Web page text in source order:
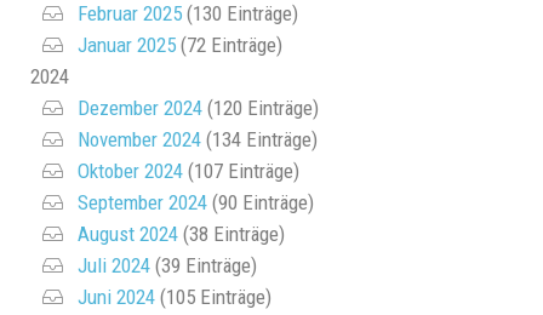
Februar 2025 (130 Einträge)
Januar 2025 (72 Einträge)
2024
Dezember 2024 (120 Einträge)
November 2024 (134 Einträge)
Oktober 2024 (107 Einträge)
September 2024 (90 Einträge)
August 2024 (38 Einträge)
Juli 2024 (39 Einträge)
Juni 2024 (105 Einträge)